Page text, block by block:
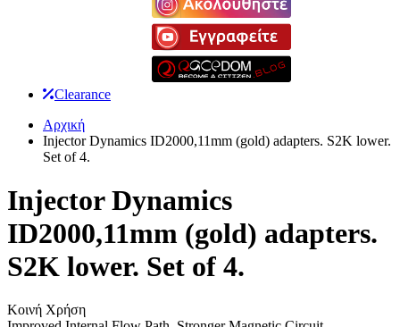
Clearance
Αρχική
Injector Dynamics ID2000,11mm (gold) adapters. S2K lower.
Set of 4.
Injector Dynamics
ID2000,11mm (gold) adapters.
S2K lower. Set of 4.
Κοινή Χρήση